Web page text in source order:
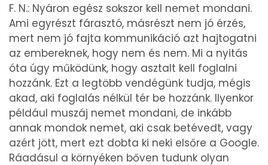
F. N.: Nyáron egész sokszor kell nemet mondani.
Ami egyrészt fárasztó, másrészt nem jó érzés,
mert nem jó fajta kommunikáció azt hajtogatni
az embereknek, hogy nem és nem. Mi a nyitás
óta úgy működünk, hogy asztalt kell foglalni
hozzánk. Ezt a legtöbb vendégünk tudja, mégis
akad, aki foglalás nélkül tér be hozzánk. Ilyenkor
például muszáj nemet mondani, de inkább
annak mondok nemet, aki csak betévedt, vagy
azért jött, mert ezt dobta ki neki elsőre a Google.
Ráadásul a környéken bőven tudunk olyan